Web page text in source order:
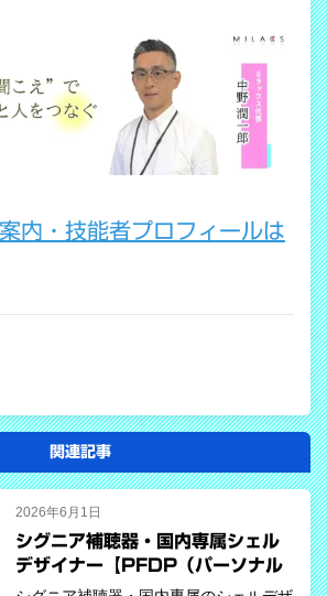
内・技能者プロフィールは
関連記事
2026年6月1日
シグニア補聴器・国内専属シェル
デザイナー【PFDP（パーソナル
フィット＆デザインプログラ